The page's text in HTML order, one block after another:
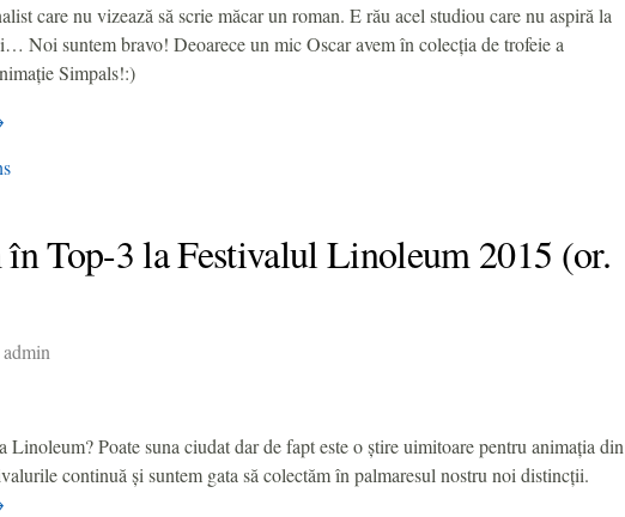
care nu vizează să scrie măcar un roman. E rău acel studiou care nu aspiră la
Noi suntem bravo! Deoarece un mic Oscar avem în colecţia de trofeie a
Simpals!:)
în Top-3 la Festivalul Linoleum 2015 (or.
admin
Poate suna ciudat dar de fapt este o ştire uimitoare pentru animația din
continuă și suntem gata să colectăm în palmaresul nostru noi distincţii.